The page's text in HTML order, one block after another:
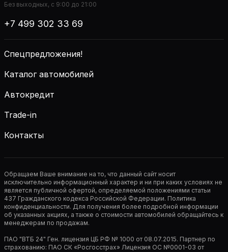
Без выходных, с 9:00 до 21:00
+7 499 302 33 69
Спецпредложения!
Каталог автомобилей
Автокредит
Trade-in
Контакты
Обращаем Ваше внимание на то, что данный сайт носит
исключительно информационный характер и ни при каких условиях не
является публичной офертой, определяемой положениями статьи
437 Гражданского кодекса Российской Федерации. Политика
конфиденциальности. Для получения более подробной информации
об указанных акциях, а также о стоимости автомобилей обращайтесь к
менеджерам по продажам.
ПАО "ВТБ 24" Ген. лицензия ЦБ РФ № 1000 от 08.07.2015. Партнер по
страхованию: ПАО СК «Росгосстрах» Лицензия ОС №0001-03 от